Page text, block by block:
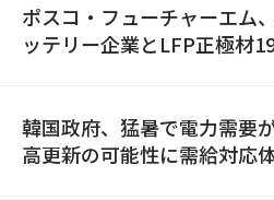
ポスコ・フューチャーエム
ッテリー企業とLFP正極材
韓国政府、猛暑で電力需要
高更新の可能性に需給対応